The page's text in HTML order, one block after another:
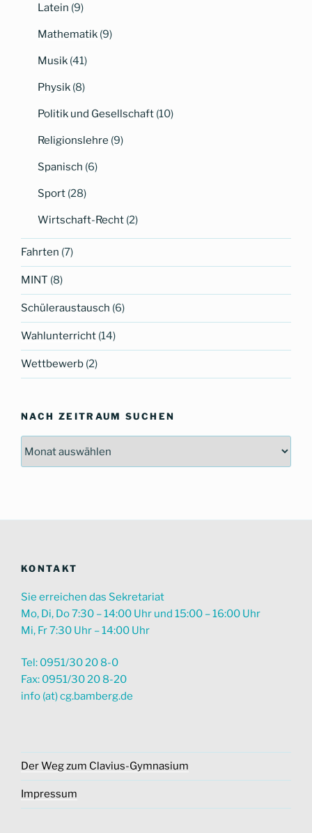
Latein (9)
Mathematik (9)
Musik (41)
Physik (8)
Politik und Gesellschaft (10)
Religionslehre (9)
Spanisch (6)
Sport (28)
Wirtschaft-Recht (2)
Fahrten (7)
MINT (8)
Schüleraustausch (6)
Wahlunterricht (14)
Wettbewerb (2)
NACH ZEITRAUM SUCHEN
Zeitraum
KONTAKT
Sie erreichen das Sekretariat
Mo, Di, Do 7:30 – 14:00 Uhr und 15:00 – 16:00 Uhr
Mi, Fr 7:30 Uhr – 14:00 Uhr
Tel: 0951/30 20 8-0
Fax: 0951/30 20 8-20
info (at) cg.bamberg.de
Der Weg zum Clavius-Gymnasium
Impressum